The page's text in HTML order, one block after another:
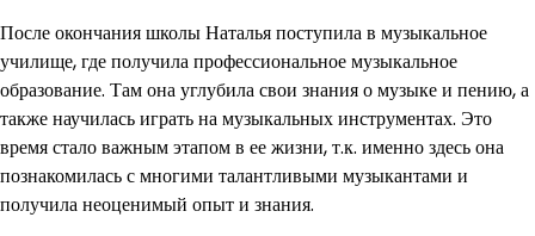
После окончания школы Наталья поступила в музыкальное
училище, где получила профессиональное музыкальное
образование. Там она углубила свои знания о музыке и пению, а
также научилась играть на музыкальных инструментах. Это
время стало важным этапом в ее жизни, т.к. именно здесь она
познакомилась с многими талантливыми музыкантами и
получила неоценимый опыт и знания.